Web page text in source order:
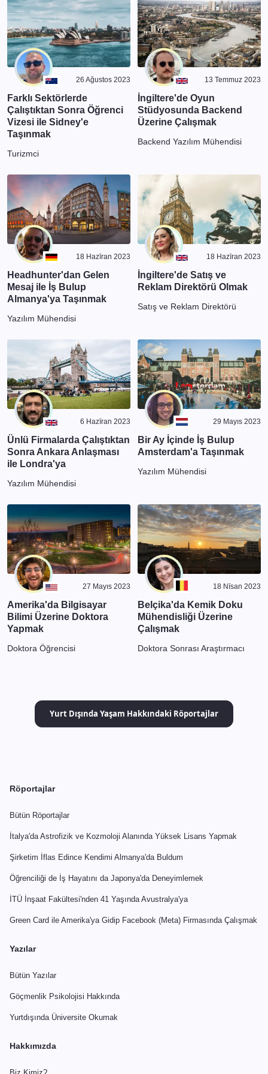
26 Ağustos 2023
Farklı Sektörlerde
Çalıştıktan Sonra Öğrenci
Vizesi ile Sidney'e
Taşınmak
Turizmci
13 Temmuz 2023
İngiltere'de Oyun
Stüdyosunda Backend
Üzerine Çalışmak
Backend Yazılım Mühendisi
18 Hazīran 2023
Headhunter'dan Gelen
Mesaj ile İş Bulup
Almanya'ya Taşınmak
Yazılım Mühendisi
18 Hazīran 2023
İngiltere'de Satış ve
Reklam Direktörü Olmak
Satış ve Reklam Direktörü
6 Hazīran 2023
Ünlü Firmalarda Çalıştıktan
Sonra Ankara Anlaşması
ile Londra'ya
Yazılım Mühendisi
29 Mayıs 2023
Bir Ay İçinde İş Bulup
Amsterdam'a Taşınmak
Yazılım Mühendisi
27 Mayıs 2023
Amerika'da Bilgisayar
Bilimi Üzerine Doktora
Yapmak
Doktora Öğrencisi
18 Nīsan 2023
Belçika'da Kemik Doku
Mühendisliği Üzerine
Çalışmak
Doktora Sonrası Araştırmacı
Yurt Dışında Yaşam Hakkındaki Röportajlar
Röportajlar
Bütün Röportajlar
İtalya'da Astrofizik ve Kozmoloji Alanında Yüksek Lisans Yapmak
Şirketim İflas Edince Kendimi Almanya'da Buldum
Öğrenciliği de İş Hayatını da Japonya'da Deneyimlemek
İTÜ İnşaat Fakültesi'nden 41 Yaşında Avustralya'ya
Green Card ile Amerika'ya Gidip Facebook (Meta) Firmasında Çalışmak
Yazılar
Bütün Yazılar
Göçmenlik Psikolojisi Hakkında
Yurtdışında Üniversite Okumak
Hakkımızda